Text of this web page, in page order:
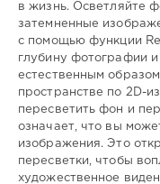
в жизнь. Осветляйте
затемненные
с помощью функции
глубину фотографии и
естественным
пространстве по 2D-
пересветить фон и
означает, что вы
изображения. Это
пересветки, чтобы
художественное